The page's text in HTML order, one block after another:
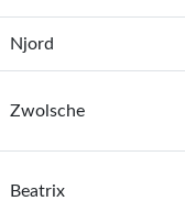
Njord
Zwolsche
Beatrix